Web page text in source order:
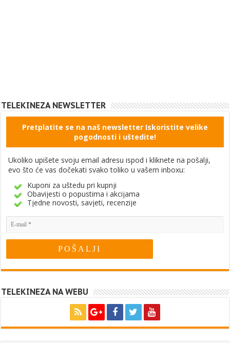
TELEKINEZA NEWSLETTER
Pretplatite se na naš newsletter Iskoristite velike
pogodnosti i uštedite!
Ukoliko upišete svoju email adresu ispod i kliknete na pošalji,
evo što će vas dočekati svako toliko u vašem inboxu:
Kuponi za uštedu pri kupnji
Obavijesti o popustima i akcijama
Tjedne novosti, savjeti, recenzije
TELEKINEZA NA WEBU